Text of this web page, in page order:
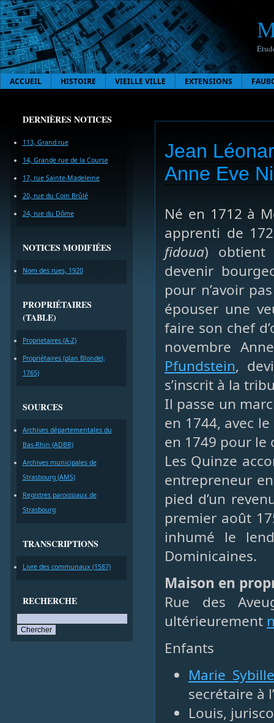
ACCUEIL HISTOIRE VIEILLE VILLE EXTENSIONS
DERNIÈRES NOTICES
113, Grand rue
14, Grande rue de la Course
17, rue Sainte-Madeleine
20, rue du Coin Brûlé
24, rue du Dôme
NOTICES MODIFIÉES
Nom des rues, 1920
PROPRIÉTAIRES
(TABLE)
Proprietaires (A-Z)
Propriétaires (plan Blondel,
1765)
SOURCES
Archives départementales du
Bas-Rhin (ADBR)
Archives municipales de
Strasbourg (AMS)
Registres paroissiaux de
Strasbourg
TRANSCRIPTIONS
Livre des communaux (1587)
RECHERCHE
Jean
Anne Eve
Né en 1712 à
apprenti de
fidoua) obtient
devenir
pour n’avoir
épouser une
faire son chef
novembre
Pfundstein,
s’inscrit à la
Il passe un
en 1744, avec
en 1749 pour le
Les Quinze
entrepreneur
pied d’un
premier août
inhumé le
Dominicaines.
Maison en
Rue des
ultérieurement
Enfants
Marie
secrétaire à
Louis,